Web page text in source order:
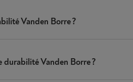
Vanden Borre ?
Vanden Borre ?